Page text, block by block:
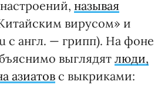
называя
вирусом» и
с англ. — грипп). На фоне
выглядят люди,
азиатов с выкриками: